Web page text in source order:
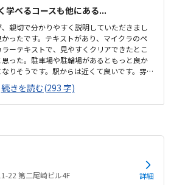
学べるコースも他にある...
親切で分かりやすく説明していただきまし
ったです。テキストがあり、マイクラのペ
ーテキストで、見やすくクリアできたとこ
った。駐車場や駐輪場があるともっと良か
りそうです。駅からは近くて良いです。雰囲
。部屋が区切られていて、個人スペースも
基本料金以外に、追加料金があまり無さそ
毎月1万以内で通いたいです。子供に熱心に
続きを読む(293 字)
22 第二尾崎ビル4F
詳細